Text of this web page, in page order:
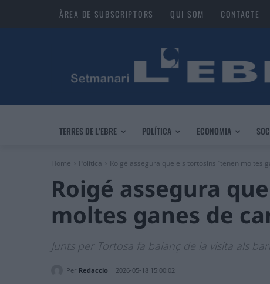
ÀREA DE SUBSCRIPTORS QUI SOM CONTACTE
TERRES DE L’EBRE POLÍTICA ECONOMIA
Home Política Roigé assegura que els tortosins “tenen moltes
Roigé assegura
moltes ganes de
Junts per Tortosa fa balanç de la visita als
Per Redaccio 2026-05-18 15:00:02